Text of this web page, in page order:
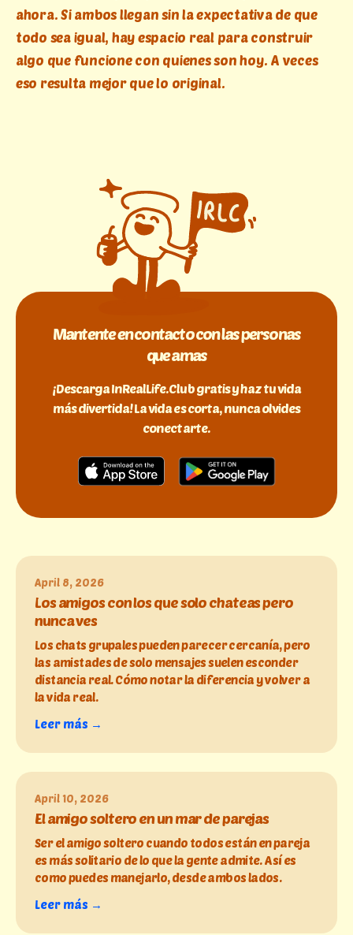
ahora. Si ambos llegan sin la expectativa de que
todo sea igual, hay espacio real para construir
algo que funcione con quienes son hoy. A veces
eso resulta mejor que lo original.
Mantente en contacto con las personas
que amas
¡Descarga InRealLife.Club gratis y haz tu vida
más divertida! La vida es corta, nunca olvides
conectarte.
April 8, 2026
Los amigos con los que solo chateas pero
nunca ves
Los chats grupales pueden parecer cercanía, pero
las amistades de solo mensajes suelen esconder
distancia real. Cómo notar la diferencia y volver a
la vida real.
Leer más →
April 10, 2026
El amigo soltero en un mar de parejas
Ser el amigo soltero cuando todos están en pareja
es más solitario de lo que la gente admite. Así es
como puedes manejarlo, desde ambos lados.
Leer más →